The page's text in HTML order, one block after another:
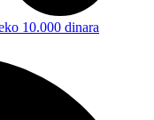
10.000 dinara